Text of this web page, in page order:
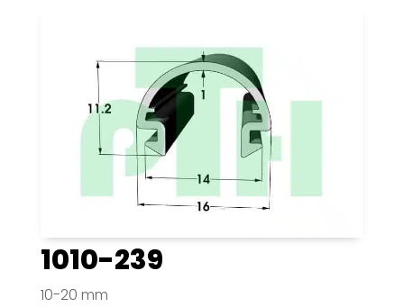
1010-239
10-20 mm